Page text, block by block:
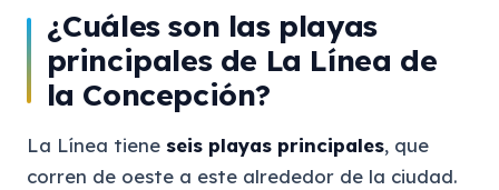
¿Cuáles son las playas
principales de La Línea de
la Concepción?
La Línea tiene seis playas principales, que
corren de oeste a este alrededor de la ciudad.